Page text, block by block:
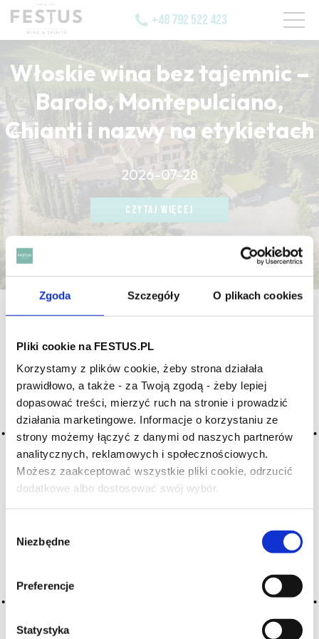
Zgoda Szczegóły O plikach cookies
Pliki cookie na FESTUS.PL
Korzystamy z plików cookie, żeby strona działała
prawidłowo, a także - za Twoją zgodą - żeby lepiej
dopasować treści, mierzyć ruch na stronie i prowadzić
działania marketingowe. Informacje o korzystaniu ze
strony możemy łączyć z danymi od naszych partnerów
analitycznych, reklamowych i społecznościowych.
Możesz zaakceptować wszystkie pliki cookie, odrzucić
dodatkowe albo dostosować swój wybór.
zgody
Niezbędne
Preferencje
Statystyka
Czy masz ukończone 18 lat?
+48 792 522 423
Włoskie wina bez tajemnic –
Barolo, Montepulciano,
Chianti i nazwy na etykietach
2026-07-28
CZYTAJ WIĘCEJ
CZYTAJ WIĘCEJ
CZYTAJ WIĘCEJ
strona główna / pistachio nut
Archiwum wpisów tagu:
pistachio nut
pistacja
2016-05-10
zapach podobny do gorzkich migdałów, ale bardziej
subtelny, delikatny, występujący w niektórych czerwonych
owocowe
CZYTAJ WIĘCEJ